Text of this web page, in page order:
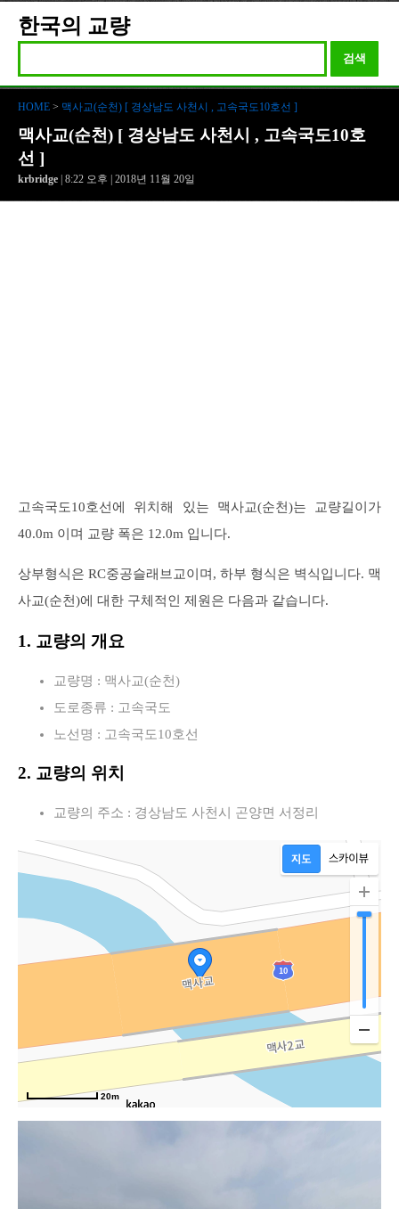
한국의 교량
검색
HOME > 맥사교(순천) [ 경상남도 사천시 , 고속국도10호선 ]
맥사교(순천) [ 경상남도 사천시 , 고속국도10호
선 ]
krbridge | 8:22 오후 | 2018년 11월 20일
고속국도10호선에 위치해 있는 맥사교(순천)는 교량길이가
40.0m 이며 교량 폭은 12.0m 입니다.
상부형식은 RC중공슬래브교이며, 하부 형식은 벽식입니다. 맥
사교(순천)에 대한 구체적인 제원은 다음과 같습니다.
1. 교량의 개요
교량명 : 맥사교(순천)
도로종류 : 고속국도
노선명 : 고속국도10호선
2. 교량의 위치
교량의 주소 : 경상남도 사천시 곤양면 서정리
20m